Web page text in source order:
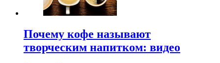
Почему кофе называют
творческим напитком: видео